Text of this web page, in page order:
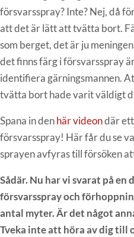
försvarsspray? Inte? Nej, då
att det är lätt att tvätta bort.
som berget, det är ju
det finns färg i försvarsspray
identifiera gärningsmannen.
tvätta bort hade varit väldigt
Spana in denhär videondär
försvarsspray! Här får du se
sprayen avfyras till försöken
Sådär. Nu har vi svarat på en
försvarsspray och
antal myter. Är det något
Tveka inte att höra av dig till